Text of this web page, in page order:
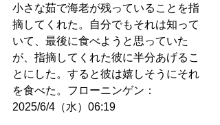
小さな茹で海老が残っていることを指
摘してくれた。自分でもそれは知って
いて、最後に食べようと思っていた
が、指摘してくれた彼に半分あげるこ
とにした。すると彼は嬉しそうにそれ
を食べた。フローニンゲン：
2025/6/4（水）06:19